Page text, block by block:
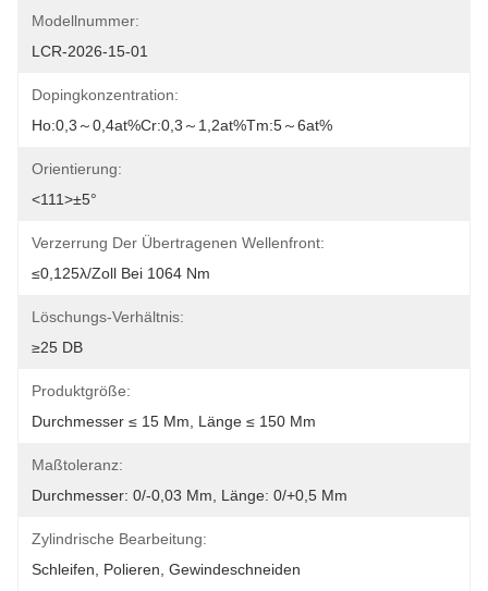
Modellnummer:
LCR-2026-15-01
Dopingkonzentration:
Ho:0,3～0,4at%Cr:0,3～1,2at%Tm:5～6at%
Orientierung:
<111>±5°
Verzerrung Der Übertragenen Wellenfront:
≤0,125λ/Zoll Bei 1064 Nm
Löschungs-Verhältnis:
≥25 DB
Produktgröße:
Durchmesser ≤ 15 Mm, Länge ≤ 150 Mm
Maßtoleranz:
Durchmesser: 0/-0,03 Mm, Länge: 0/+0,5 Mm
Zylindrische Bearbeitung:
Schleifen, Polieren, Gewindeschneiden